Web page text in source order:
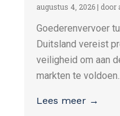
augustus 4, 2026 | door
Goederenvervoer
Duitsland vereist
veiligheid om aan
markten te
Lees meer →